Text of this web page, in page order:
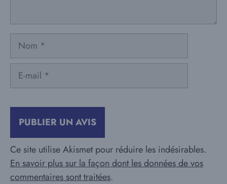
Nom
mail
Ce site utilise Akismet pour réduire les indésirables.
En savoir plus sur la façon dont les données de vos
commentaires sont traitées.